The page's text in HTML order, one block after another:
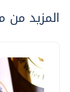
المزيد من